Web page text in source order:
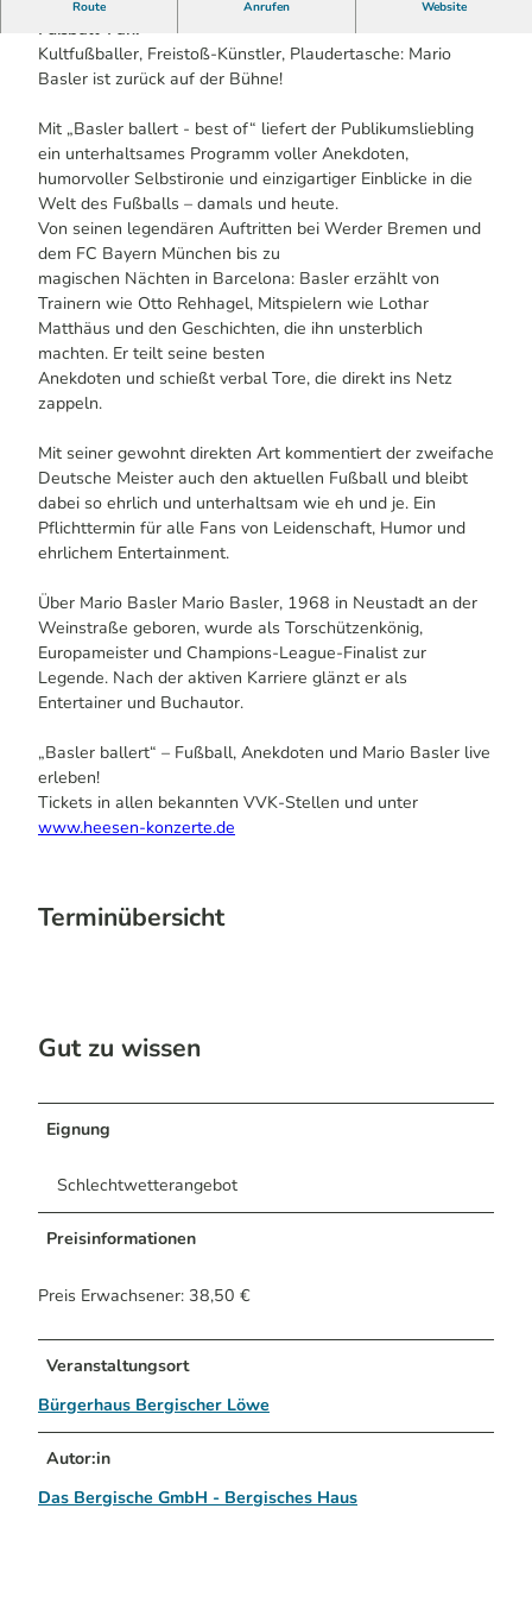
Route Anrufen Website
Mario Basler auf großer Bühnentour – Ein Muss für jeden
Fußball-Fan!
Kultfußballer, Freistoß-Künstler, Plaudertasche: Mario
Basler ist zurück auf der Bühne!
Mit „Basler ballert - best of“ liefert der Publikumsliebling
ein unterhaltsames Programm voller Anekdoten,
humorvoller Selbstironie und einzigartiger Einblicke in die
Welt des Fußballs – damals und heute.
Von seinen legendären Auftritten bei Werder Bremen und
dem FC Bayern München bis zu
magischen Nächten in Barcelona: Basler erzählt von
Trainern wie Otto Rehhagel, Mitspielern wie Lothar
Matthäus und den Geschichten, die ihn unsterblich
machten. Er teilt seine besten
Anekdoten und schießt verbal Tore, die direkt ins Netz
zappeln.
Mit seiner gewohnt direkten Art kommentiert der zweifache
Deutsche Meister auch den aktuellen Fußball und bleibt
dabei so ehrlich und unterhaltsam wie eh und je. Ein
Pflichttermin für alle Fans von Leidenschaft, Humor und
ehrlichem Entertainment.
Über Mario Basler Mario Basler, 1968 in Neustadt an der
Weinstraße geboren, wurde als Torschützenkönig,
Europameister und Champions-League-Finalist zur
Legende. Nach der aktiven Karriere glänzt er als
Entertainer und Buchautor.
„Basler ballert“ – Fußball, Anekdoten und Mario Basler live
erleben!
Tickets in allen bekannten VVK-Stellen und unter
www.heesen-konzerte.de
Terminübersicht
Gut zu wissen
Eignung
Schlechtwetterangebot
Preisinformationen
Preis Erwachsener: 38,50 €
Veranstaltungsort
Bürgerhaus Bergischer Löwe
Autor:in
Das Bergische GmbH - Bergisches Haus